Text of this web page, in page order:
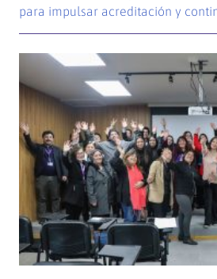
para impulsar acreditación y